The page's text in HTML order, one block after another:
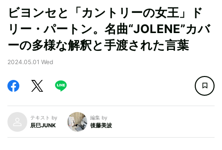
ビヨンセと「カントリーの女王」ド
リー・パートン。名曲“JOLENE”カバ
ーの多様な解釈と手渡された言葉
2024.05.01 Wed
テキスト by
辰巳JUNK
編集 by
後藤美波